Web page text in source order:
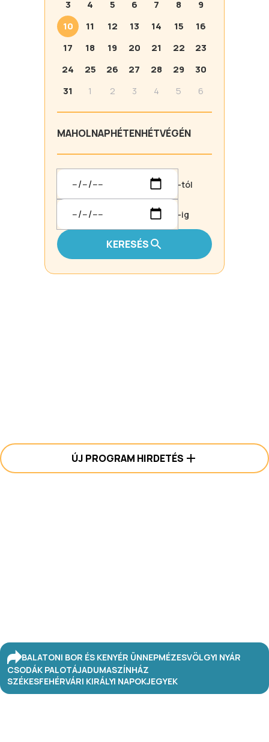
3
4 5 6 7 8
9
10
11 12 13 14 15
16
17
18 19 20 21 22
23
24
25 26 27 28 29
30
31
1 2 3 4 5 6
MAHOLNAPHÉTENHÉTVÉGÉN
-tól
-ig
KERESÉS
ÚJ PROGRAM HIRDETÉS
BALATONI BOR ÉS KENYÉR ÜNNEPMÉZESVÖLGYI NYÁR
CSODÁK PALOTÁJADUMASZÍNHÁZ
SZÉKESFEHÉRVÁRI KIRÁLYI NAPOKJEGYEK